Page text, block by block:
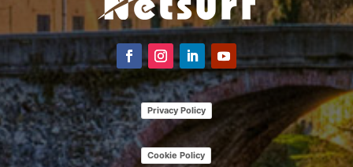
Privacy Policy
Cookie Policy